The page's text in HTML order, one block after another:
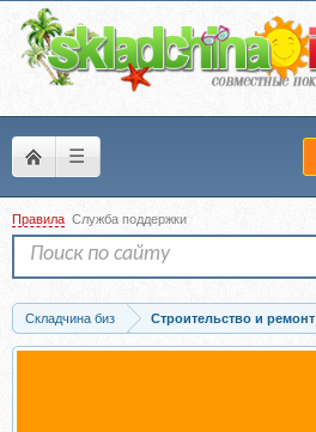
☰
Правила Служба поддержки
Складчина биз
Строительство и ремонт
Скачать Сам себе строитель, 2015